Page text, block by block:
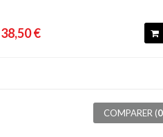
38,50 €
COMPARER (0